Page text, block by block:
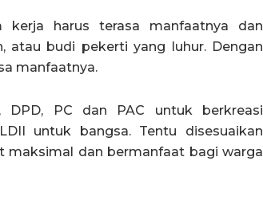
kerja harus terasa manfaatnya dan
atau budi pekerti yang luhur. Dengan
manfaatnya.
DPD, PC dan PAC untuk berkreasi
untuk bangsa. Tentu disesuaikan
maksimal dan bermanfaat bagi warga